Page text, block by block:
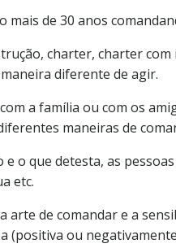
mais de 30 anos
charter, charter
diferente de agir.
a família ou com os
maneiras de
o que detesta, as
etc.
arte de comandar e a
(positiva ou